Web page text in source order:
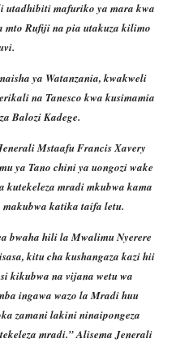
utadhibiti mafuriko ya mara kwa
mto Rufiji na pia utakuza kilimo
ya Watanzania, kwakweli
na Tanesco kwa kusimamia
Balozi Kadege.
Mstaafu Francis Xavery
ya Tano chini ya uongozi wake
kutekeleza mradi mkubwa kama
makubwa katika taifa letu.
bwaha hili la Mwalimu Nyerere
kitu cha kushangaza kazi hii
kikubwa na vijana wetu wa
ingawa wazo la Mradi huu
zamani lakini ninaipongeza
mradi.” Alisema Jenerali